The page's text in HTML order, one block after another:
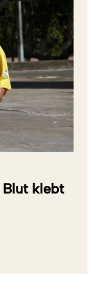
Blut klebt